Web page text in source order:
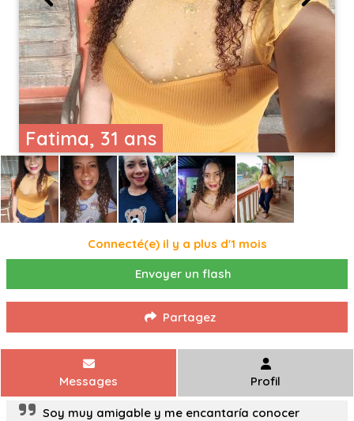
Fatima, 31 ans
Connecté(e) il y a plus d'1 mois
Envoyer un flash
Partagez
Messages Profil
Soy muy amigable y me encantaría conocer